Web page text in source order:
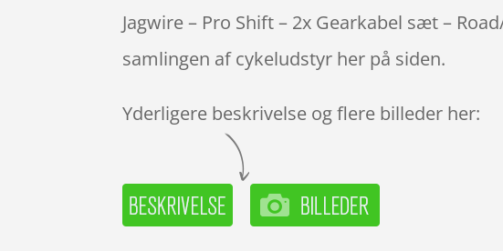
Jagwire – Pro Shift – 2x Gearkabel sæt –
samlingen af cykeludstyr her på siden.
Yderligere beskrivelse og flere billeder her: